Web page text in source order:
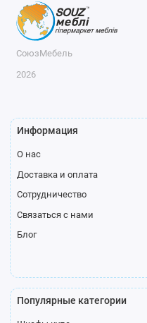
СоюзМебель
2026
Информация
О нас
Доставка и оплата
Сотрудничество
Связаться с нами
Блог
Популярные категории